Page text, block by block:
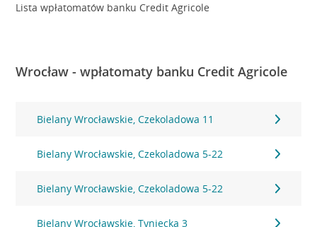
Lista wpłatomatów banku Credit Agricole
Wrocław - wpłatomaty banku Credit Agricole
Bielany Wrocławskie, Czekoladowa 11
Bielany Wrocławskie, Czekoladowa 5-22
Bielany Wrocławskie, Czekoladowa 5-22
Bielany Wrocławskie, Tyniecka 3